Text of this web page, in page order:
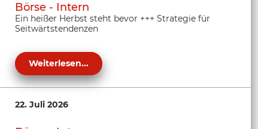
Börse - Intern
Ein heißer Herbst steht bevor +++ Strategie für
Seitwärtstendenzen
Weiterlesen...
22. Juli 2026